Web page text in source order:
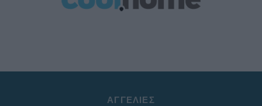
ΑΓΓΕΛΊΕΣ